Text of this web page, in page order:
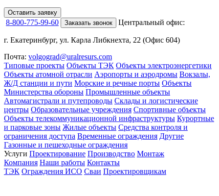
Оставить заявку
8-800-775-99-60 Заказать звонок Центральный офис:
г. Екатеринбург, ул. Карла Либкнехта, 22 (Офис 604)
Почта: volgograd@uralresurs.com
Типовые проекты Объекты ТЭК Объекты электроэнергетики
Объекты атомной отрасли Аэропорты и аэродромы Вокзалы,
Ж/Д станции и пути Морские и речные порты Объекты
Министерства обороны Промышленные объекты
Автомагистрали и путепроводы Склады и логистические
центры Образовательные учреждения Спортивные объекты
Объекты телекоммуникационной инфраструктуры Курортные
и парковые зоны Жилые объекты Средства контроля и
ограничения доступа Временные ограждения Другие
Газонные и пешеходные ограждения
Услуги Проектирование Производство Монтаж
Компания Наши работы Контакты
ТЭК Ограждения ИСО Сваи Проектировщикам